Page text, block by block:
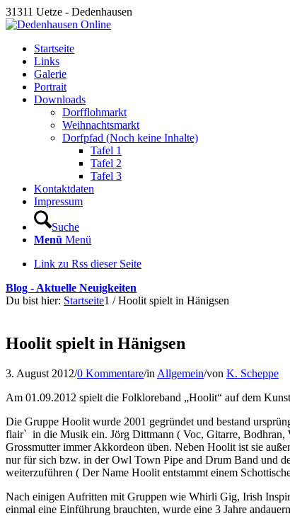
31311 Uetze - Dedenhausen
Startseite
Links
Galerie
Portrait
Downloads
Dorfflohmarkt
Weihnachtsmarkt
Dorfpfad (Noch keine Inhalte)
Tafel 1
Tafel 2
Tafel 3
Kontaktdaten
Impressum
Suche
Menü Menü
Link zu Rss dieser Seite
Blog - Aktuelle Neuigkeiten
Du bist hier: Startseite1 / Hoolit spielt in Hänigsen
Hoolit spielt in Hänigsen
3. August 2012/0 Kommentare/in Allgemein/von K. Scheppe
Am 01.09.2012 spielt die Folkloreband „Hoolit“ auf dem
Die Gruppe Hoolit wurde 2001 gegründet und bestand
flair` in die Musik ein. Jörg Dittmann ( Voc, Gitarre, Bodhran,
Grossmutter immer Akkordeon üben. Neben Hoolit ist sie
nur für sich bzw. in der Owl Town Pipe and Drum Band und
weiterzuführen ( Der Name Hoolit entstammt einem
Nach einigen Aufritten mit Gruppen wie Whirli Gig, Irish
einmal eine Einführung brauchten, wurde eine 3 Jahre